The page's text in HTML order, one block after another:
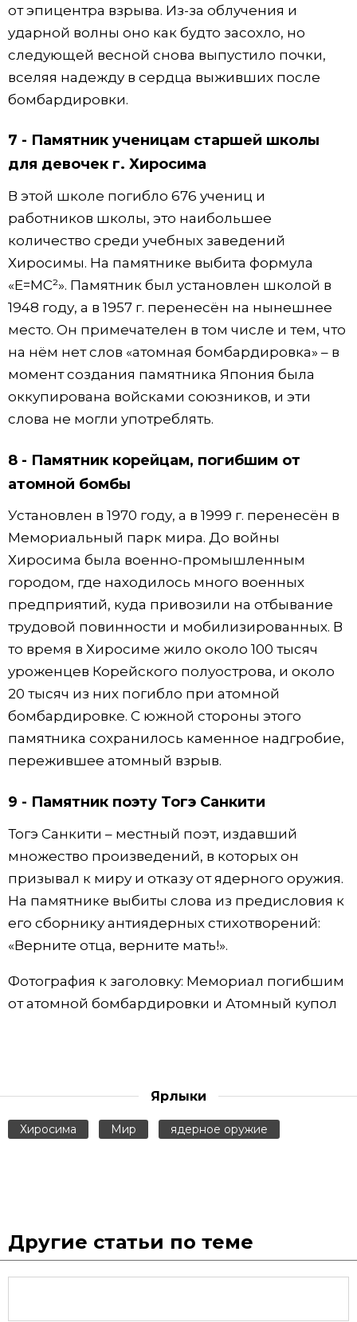
от эпицентра взрыва. Из-за облучения и
ударной волны оно как будто засохло, но
следующей весной снова выпустило почки,
вселяя надежду в сердца выживших после
бомбардировки.
7 - Памятник ученицам старшей школы
для девочек г. Хиросима
В этой школе погибло 676 учениц и
работников школы, это наибольшее
количество среди учебных заведений
Хиросимы. На памятнике выбита формула
«E=MC²». Памятник был установлен школой в
1948 году, а в 1957 г. перенесён на нынешнее
место. Он примечателен в том числе и тем, что
на нём нет слов «атомная бомбардировка» – в
момент создания памятника Япония была
оккупирована войсками союзников, и эти
слова не могли употреблять.
8 - Памятник корейцам, погибшим от
атомной бомбы
Установлен в 1970 году, а в 1999 г. перенесён в
Мемориальный парк мира. До войны
Хиросима была военно-промышленным
городом, где находилось много военных
предприятий, куда привозили на отбывание
трудовой повинности и мобилизированных. В
то время в Хиросиме жило около 100 тысяч
уроженцев Корейского полуострова, и около
20 тысяч из них погибло при атомной
бомбардировке. С южной стороны этого
памятника сохранилось каменное надгробие,
пережившее атомный взрыв.
9 - Памятник поэту Тогэ Санкити
Тогэ Санкити – местный поэт, издавший
множество произведений, в которых он
призывал к миру и отказу от ядерного оружия.
На памятнике выбиты слова из предисловия к
его сборнику антиядерных стихотворений:
«Верните отца, верните мать!».
Фотография к заголовку: Мемориал погибшим
от атомной бомбардировки и Атомный купол
Ярлыки
Хиросима Мир ядерное оружие
Другие статьи по теме